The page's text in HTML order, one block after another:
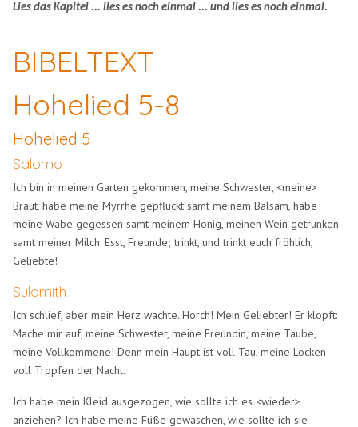
Lies das Kapitel ... lies es noch einmal ... und lies es noch einmal.
BIBELTEXT
Hohelied 5-8
Hohelied 5
Salomo
Ich bin in meinen Garten gekommen, meine Schwester, <meine>
Braut, habe meine Myrrhe gepflückt samt meinem Balsam, habe
meine Wabe gegessen samt meinem Honig, meinen Wein getrunken
samt meiner Milch. Esst, Freunde; trinkt, und trinkt euch fröhlich,
Geliebte!
Sulamith
Ich schlief, aber mein Herz wachte. Horch! Mein Geliebter! Er klopft:
Mache mir auf, meine Schwester, meine Freundin, meine Taube,
meine Vollkommene! Denn mein Haupt ist voll Tau, meine Locken
voll Tropfen der Nacht.
Ich habe mein Kleid ausgezogen, wie sollte ich es <wieder>
anziehen? Ich habe meine Füße gewaschen, wie sollte ich sie